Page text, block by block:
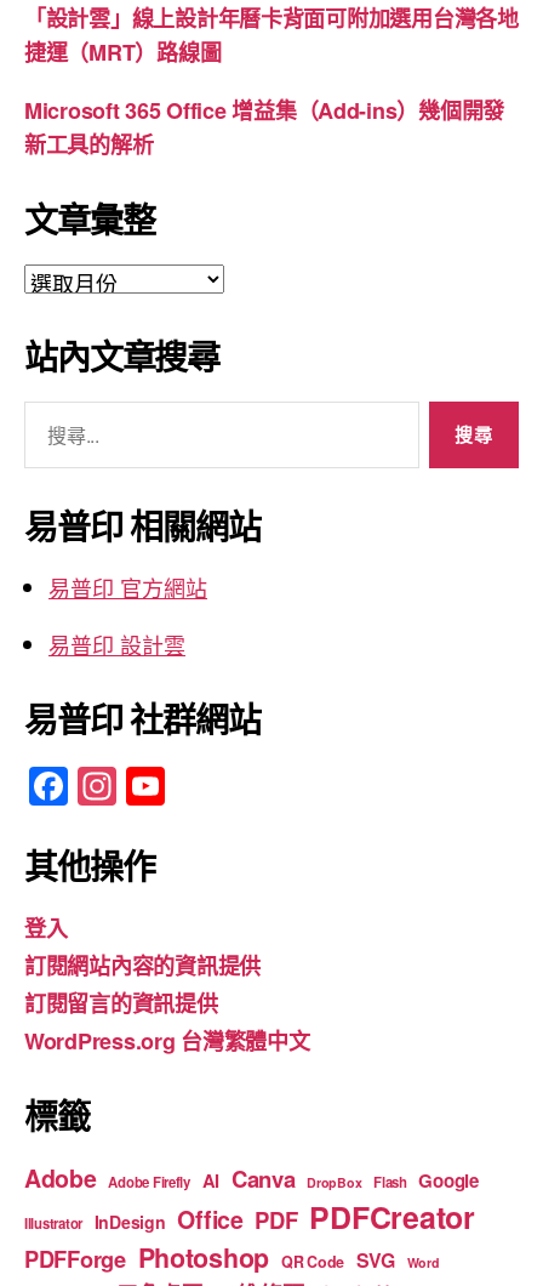
「設計雲」線上設計年曆卡背面可附加選用台灣各地
捷運（MRT）路線圖
Microsoft 365 Office 增益集（Add-ins）幾個開發
新工具的解析
文章彙整
文
彙
整
站內文章搜尋
關
鍵
字:
易普印 相關網站
易普印 官方網站
易普印 設計雲
易普印 社群網站
F
a
c
b
o
o
k
In
st
a
gr
a
m
u
b
e
其他操作
登入
訂閱網站內容的資訊提供
訂閱留言的資訊提供
WordPress.org 台灣繁體中文
標籤
Adobe Adobe Firefly AI Canva DropBox Flash Google
Illustrator InDesign Office PDF PDFCreator
PDFForge Photoshop QR Code SVG Word